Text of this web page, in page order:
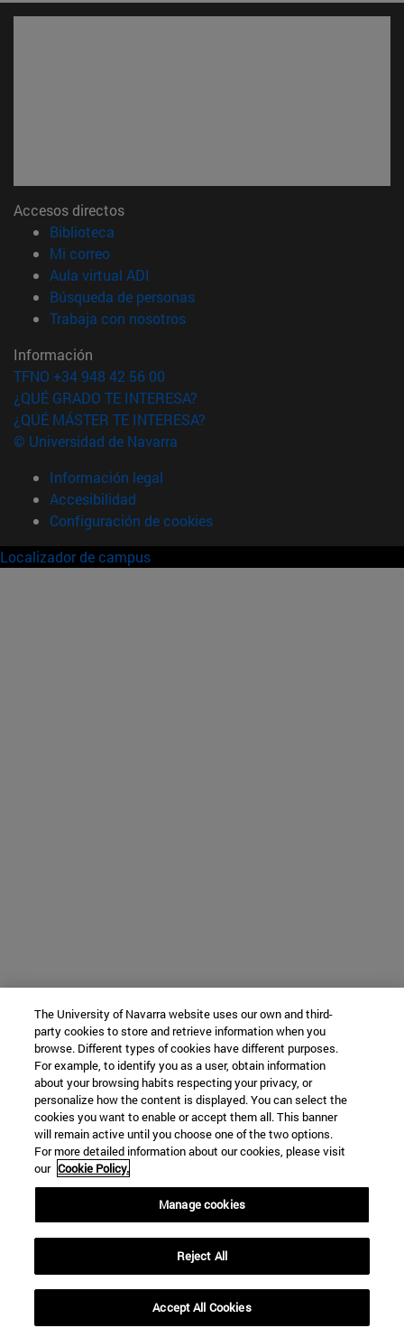
Accesos directos
Biblioteca
Mi correo(abre en nueva ventana)
Aula virtual ADI
Búsqueda de personas(abre en nueva ventana)
Trabaja con nosotros(abre en nueva ventana)
Información
TFNO +34 948 42 56 00
¿QUÉ GRADO TE INTERESA?
¿QUÉ MÁSTER TE INTERESA?
© Universidad de Navarra
Información legal
Accesibilidad
Configuración de cookies
Localizador de campus
The University of Navarra website uses our own and third-
party cookies to store and retrieve information when you
browse. Different types of cookies have different purposes.
For example, to identify you as a user, obtain information
about your browsing habits respecting your privacy, or
personalize how the content is displayed. You can select the
cookies you want to enable or accept them all. This banner
will remain active until you choose one of the two options.
For more detailed information about our cookies, please visit
our Cookie Policy.
Manage cookies
Reject All
Accept All Cookies